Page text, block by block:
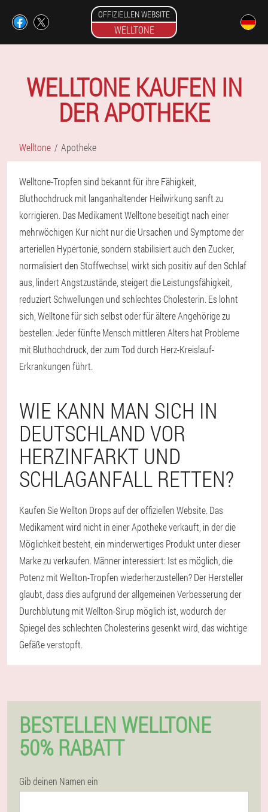
OFFIZIELLEN WEBSITE
WELLTONE
WELLTONE KAUFEN IN
DER APOTHEKE
Welltone Apotheke
Welltone-Tropfen sind bekannt für ihre Fähigkeit,
Bluthochdruck mit langanhaltender Heilwirkung sanft zu
korrigieren. Das Medikament Welltone beseitigt nach einer
mehrwöchigen Kur nicht nur die Ursachen und Symptome der
arteriellen Hypertonie, sondern stabilisiert auch den Zucker,
normalisiert den Stoffwechsel, wirkt sich positiv auf den Schlaf
aus, lindert Angstzustände, steigert die Leistungsfähigkeit,
reduziert Schwellungen und schlechtes Cholesterin. Es lohnt
sich, Welltone für sich selbst oder für ältere Angehörige zu
bestellen: Jeder fünfte Mensch mittleren Alters hat Probleme
mit Bluthochdruck, der zum Tod durch Herz-Kreislauf-
Erkrankungen führt.
WIE KANN MAN SICH IN
DEUTSCHLAND VOR
HERZINFARKT UND
SCHLAGANFALL RETTEN?
Kaufen Sie Wellton Drops auf der offiziellen Website. Das
Medikament wird nicht in einer Apotheke verkauft, in der die
Möglichkeit besteht, ein minderwertiges Produkt unter dieser
Marke zu verkaufen. Männer interessiert: Ist es möglich, die
Potenz mit Wellton-Tropfen wiederherzustellen? Der Hersteller
glaubt, dass dies aufgrund der allgemeinen Verbesserung der
Durchblutung mit Wellton-Sirup möglich ist, wodurch der
Spiegel des schlechten Cholesterins gesenkt wird, das wichtige
Gefäße verstopft.
BESTELLEN WELLTONE
50% RABATT
Gib deinen Namen ein